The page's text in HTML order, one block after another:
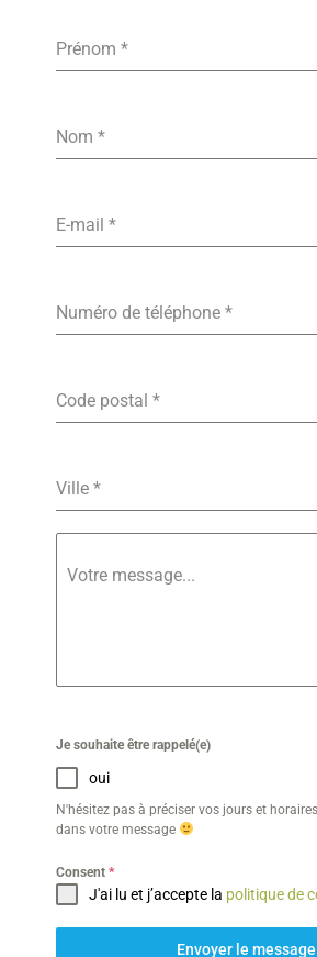
Prénom*
Nom*
E-mail*
Numéro de téléphone*
Code postal*
Ville*
Votre message...
Je souhaite être rappelé(e)
oui
N'hésitez pas à préciser vos jours et
dans votre message
Consent*
J'ai lu et j’accepte la politique de
Envoyer le message